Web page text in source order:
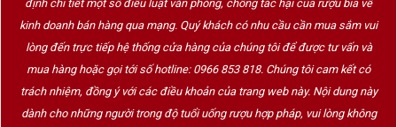
giác ấm áp
Tổng thể
: Lý tưởng cho những người yêu vang
ngọttầng sâu , uống một ngụm là đọng lại dư
vị nhớ mãi
định chi tiết một số điều luật văn phòng, chống tác hại của rượu bia về
kinh doanh bán hàng qua mạng. Quý khách có nhu cầu cần mua sắm vui
lòng đến trực tiếp hệ thống cửa hàng của chúng tôi để được tư vấn và
mua hàng hoặc gọi tới số hotline: 0966 853 818. Chúng tôi cam kết có
trách nhiệm, đồng ý với các điều khoản của trang web này. Nội dung này
dành cho những người trong độ tuổi uống rượu hợp pháp, vui lòng không